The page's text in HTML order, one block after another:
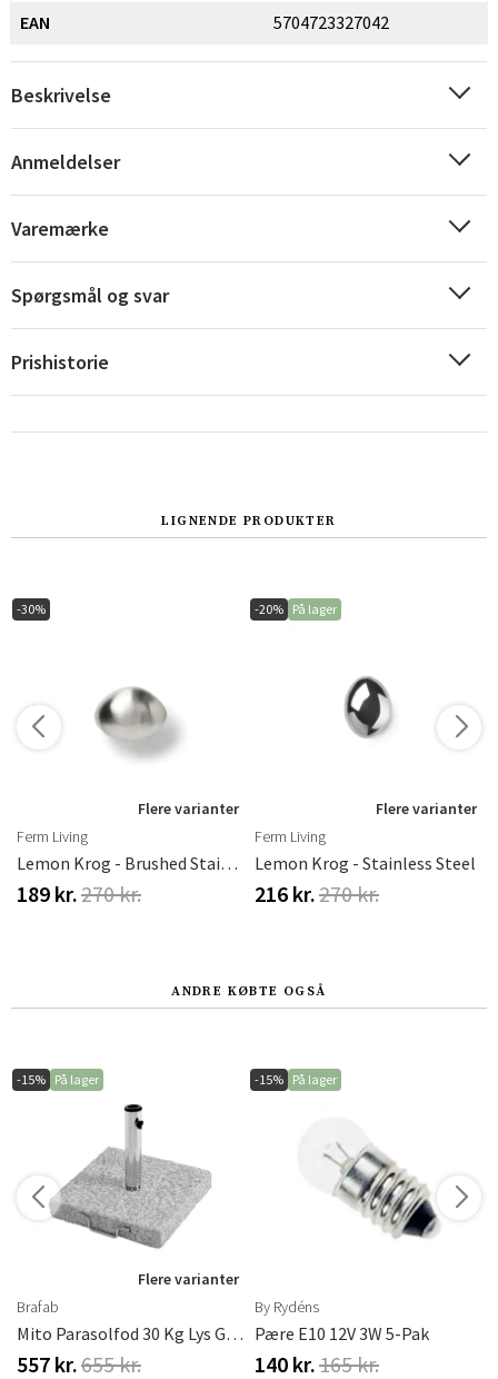
Sverige
Danmark
EAN 5704723327042
Beskrivelse
Anmeldelser
Varemærke
Spørgsmål og svar
Prishistorie
LIGNENDE PRODUKTER
-30%
Flere varianter
Ferm Living
Lemon Krog - Brushed Stainless Steel
189 kr.270 kr.
-20% På lager
Flere varianter
Ferm Living
Lemon Krog - Stainless Steel
216 kr.270 kr.
ANDRE KØBTE OGSÅ
-15% På lager
Flere varianter
Brafab
Mito Parasolfod 30 Kg Lys Granit Brafab
557 kr.655 kr.
-15% På lager
By Rydéns
Pære E10 12V 3W 5-Pak
140 kr.165 kr.